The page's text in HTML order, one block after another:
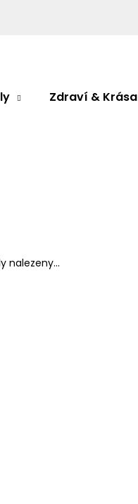
Zdraví & Krása
nalezeny...